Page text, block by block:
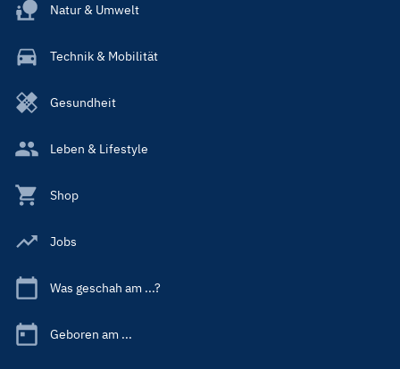
Natur & Umwelt
Technik & Mobilität
Gesundheit
Leben & Lifestyle
Shop
Jobs
Was geschah am ...?
Geboren am ...